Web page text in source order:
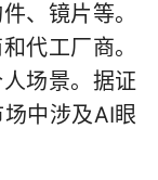
、镜片等。
代工厂商。
场景。据证
中涉及AI眼